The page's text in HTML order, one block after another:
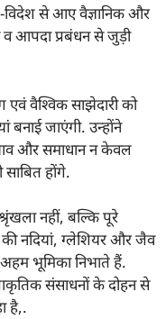
विदेश से आए वैज्ञानिक और
व आपदा प्रबंधन से जुड़ी
वैश्विक साझेदारी को
जाएंगी. उन्होंने
और समाधान न केवल
होंगे.
नहीं, बल्कि पूरे
की नदियां, ग्लेशियर और जैव
भूमिका निभाते हैं.
संसाधनों के दोहन से
है,.